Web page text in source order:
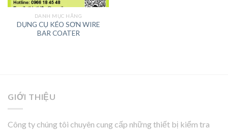
DANH MỤC HÃNG
DỤNG CỤ KÉO SƠN WIRE
BAR COATER
GIỚI THIỆU
Công ty chúng tôi chuyên cung cấp những thiết bị kiểm tra